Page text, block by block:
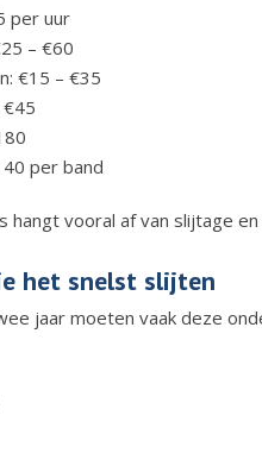
per uur
– €60
€15 – €35
per band
hangt vooral af van slijtage
het snelst slijten
jaar moeten vaak deze